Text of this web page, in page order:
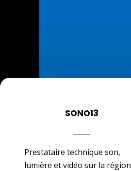
SONO13
Prestataire technique son,
lumière et vidéo sur la région